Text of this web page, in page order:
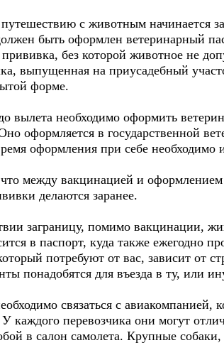
с животным начинается
быть оформлен ветеринарный
прививка, без которой животное не
выпущенная на приусадебный
форме.
вылета необходимо оформить
оформляется в государственной
оформления при себе необходимо
между вакцинацией и
делаются заранее.
заграницу, помимо вакцинации,
в паспорт, куда также ежегодно
потребуют от вас, зависит от
понадобятся для въезда в ту, или
связаться с
каждого перевозчика они могут
в салон самолета. Крупные